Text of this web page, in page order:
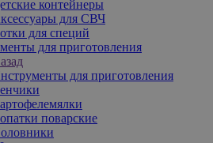
контейнеры
для СВЧ
для специй
для приготовления
для приготовления
поварские